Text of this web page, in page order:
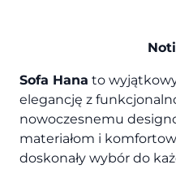
Sofa Hana to
elegancję z
nowoczesnemu
materiałom i
doskonały wybór do